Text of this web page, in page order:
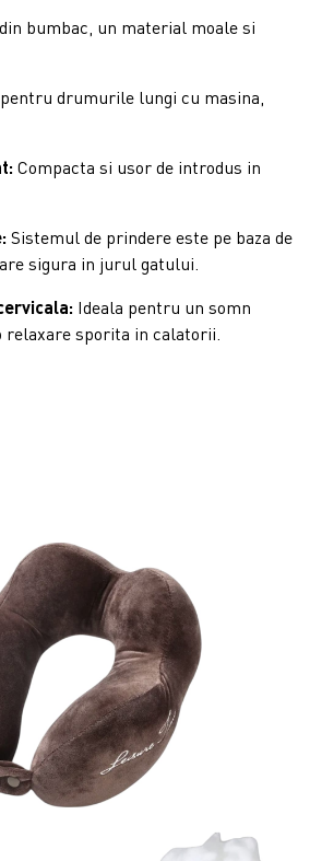
bumbac, un material moale si
drumurile lungi cu masina,
Compacta si usor de introdus in
Sistemul de prindere este pe baza de
sigura in jurul gatului.
Ideala pentru un somn
relaxare sporita in calatorii.